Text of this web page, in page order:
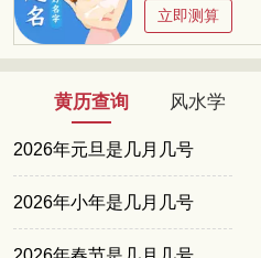
立即测算
黄历查询 风水学
2026年元旦是几月几号
2026年小年是几月几号